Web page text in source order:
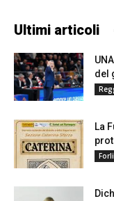
Ultimi articoli
del
La
Forli